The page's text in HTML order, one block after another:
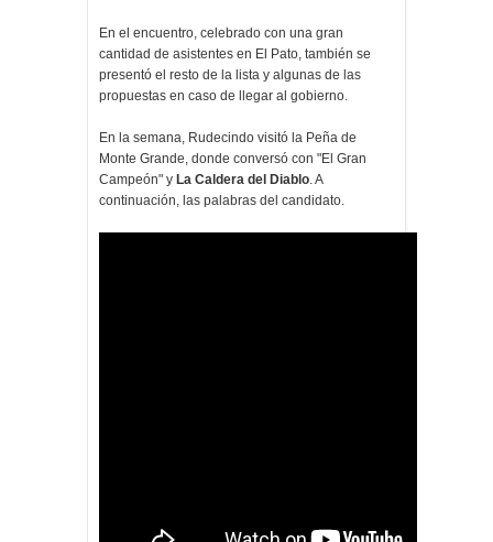
En el encuentro, celebrado con una gran
cantidad de asistentes en El Pato, también se
presentó el resto de la lista y algunas de las
propuestas en caso de llegar al gobierno.
En la semana, Rudecindo visitó la Peña de
Monte Grande, donde conversó con "El Gran
Campeón" y La Caldera del Diablo . A
continuación, las palabras del candidato.